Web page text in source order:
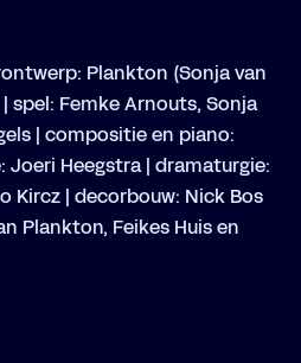
Plankton (Sonja van
spel: Femke Arnouts, Sonja
| compositie en piano:
Joeri Heegstra | dramaturgie:
Kircz | decorbouw: Nick Bos
Plankton, Feikes Huis en